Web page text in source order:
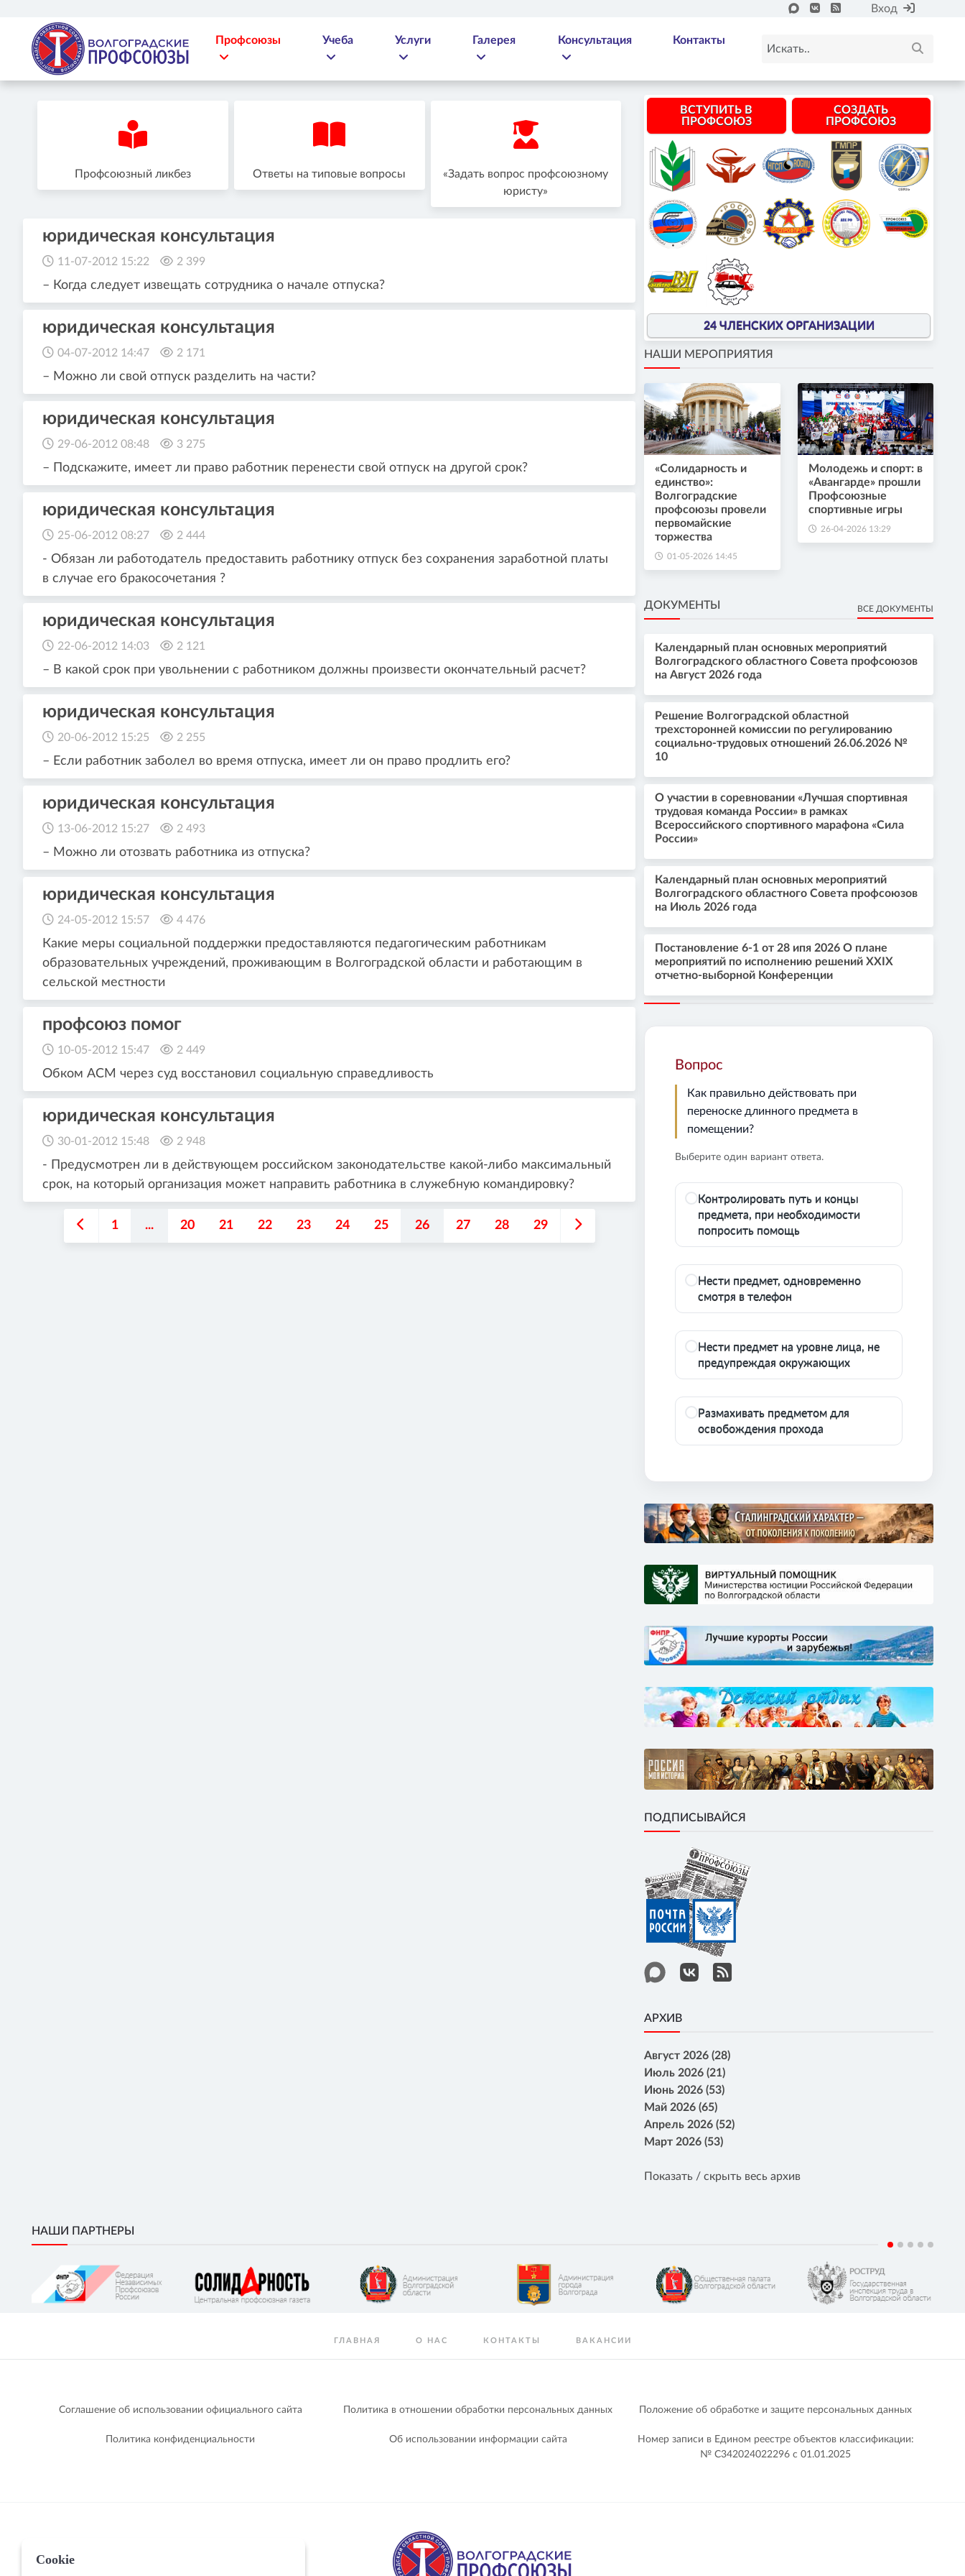
Вход
Профсоюзы Учеба Услуги Галерея Консультация Контакты
Профсоюзный ликбез Ответы на типовые вопросы
«Задать вопрос профсоюзному
юристу»
юридическая консультация
11-07-2012 15:22 2 399
– Когда следует извещать сотрудника о начале отпуска?
юридическая консультация
04-07-2012 14:47 2 171
– Можно ли свой отпуск разделить на части?
юридическая консультация
29-06-2012 08:48 3 275
– Подскажите, имеет ли право работник перенести свой отпуск на другой срок?
юридическая консультация
25-06-2012 08:27 2 444
- Обязан ли работодатель предоставить работнику отпуск без сохранения заработной платы
в случае его бракосочетания ?
юридическая консультация
22-06-2012 14:03 2 121
– В какой срок при увольнении с работником должны произвести окончательный расчет?
юридическая консультация
20-06-2012 15:25 2 255
– Если работник заболел во время отпуска, имеет ли он право продлить его?
юридическая консультация
13-06-2012 15:27 2 493
– Можно ли отозвать работника из отпуска?
юридическая консультация
24-05-2012 15:57 4 476
Какие меры социальной поддержки предоставляются педагогическим работникам
образовательных учреждений, проживающим в Волгоградской области и работающим в
сельской местности
профсоюз помог
10-05-2012 15:47 2 449
Обком АСМ через суд восстановил социальную справедливость
юридическая консультация
30-01-2012 15:48 2 948
- Предусмотрен ли в действующем российском законодательстве какой-либо максимальный
срок, на который организация может направить работника в служебную командировку?
1 ... 20 21 22 23 24 25 26 27 28 29
ВСТУПИТЬ В
ПРОФСОЮЗ
СОЗДАТЬ
ПРОФСОЮЗ
24 ЧЛЕНСКИХ ОРГАНИЗАЦИИ
НАШИ МЕРОПРИЯТИЯ
«Солидарность и
единство»:
Волгоградские
профсоюзы провели
первомайские
торжества
01-05-2026 14:45
Молодежь и спорт: в
«Авангарде» прошли
Профсоюзные
спортивные игры
26-04-2026 13:29
ДОКУМЕНТЫ ВСЕ ДОКУМЕНТЫ
Календарный план основных мероприятий
Волгоградского областного Совета профсоюзов
на Август 2026 года
Решение Волгоградской областной
трехсторонней комиссии по регулированию
социально-трудовых отношений 26.06.2026 №
10
О участии в соревновании «Лучшая спортивная
трудовая команда России» в рамках
Всероссийского спортивного марафона «Сила
России»
Календарный план основных мероприятий
Волгоградского областного Совета профсоюзов
на Июль 2026 года
Постановление 6-1 от 28 ипя 2026 О плане
мероприятий по исполнению решений XXIX
отчетно-выборной Конференции
Вопрос
Как правильно действовать при
переноске длинного предмета в
помещении?
Выберите один вариант ответа.
Контролировать путь и концы
предмета, при необходимости
попросить помощь
Нести предмет, одновременно
смотря в телефон
Нести предмет на уровне лица, не
предупреждая окружающих
Размахивать предметом для
освобождения прохода
ПОДПИСЫВАЙСЯ
АРХИВ
Август 2026 (28)
Июль 2026 (21)
Июнь 2026 (53)
Май 2026 (65)
Апрель 2026 (52)
Март 2026 (53)
Показать / скрыть весь архив
НАШИ ПАРТНЕРЫ
ГЛАВНАЯ О НАС КОНТАКТЫ ВАКАНСИИ
Соглашение об использовании официального сайта Политика в отношении обработки персональных данных Положение об обработке и защите персональных данных
Политика конфиденциальности Об использовании информации сайта
Номер записи в Едином реестре объектов классификации:
№ С342024022296 c 01.01.2025
Cookie